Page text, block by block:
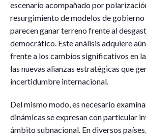
escenario acompañado por
resurgimiento de modelos de
parecen ganar terreno frente al
democrático. Este análisis adquiere
frente a los cambios significativos en
las nuevas alianzas estratégicas que
incertidumbre internacional.
Del mismo modo, es necesario
dinámicas se expresan con particular
ámbito subnacional. En diversos